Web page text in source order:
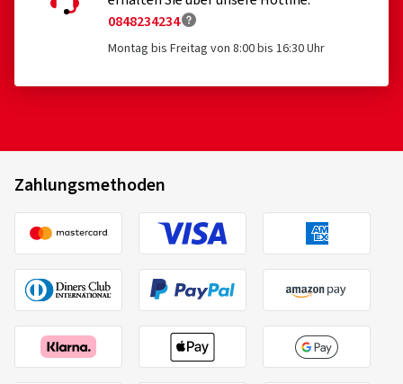
0848234234
Montag bis Freitag von 8:00 bis 16:30 Uhr
Zahlungsmethoden